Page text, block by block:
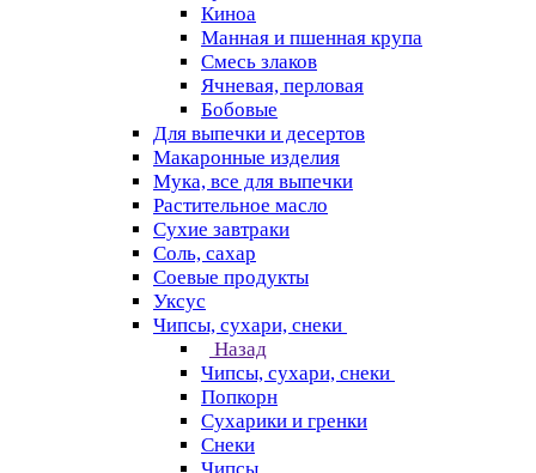
Киноа
Манная и пшенная крупа
Смесь злаков
Ячневая, перловая
Бобовые
Для выпечки и десертов
Макаронные изделия
Мука, все для выпечки
Растительное масло
Сухие завтраки
Соль, сахар
Соевые продукты
Уксус
Чипсы, сухари, снеки
Назад
Чипсы, сухари, снеки
Попкорн
Сухарики и гренки
Снеки